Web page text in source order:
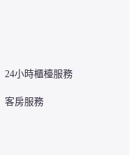
站或直接與飯店聯繫。
24小時櫃檯服務
客房服務